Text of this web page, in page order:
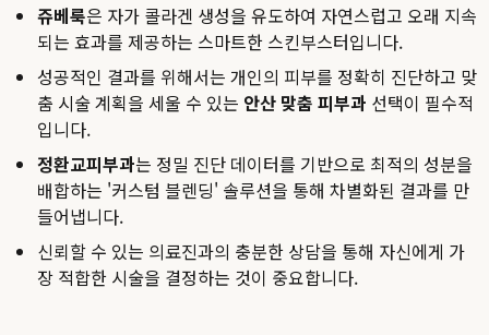
쥬베룩은 자가 콜라겐 생성을 유도하여 자연스럽고 오래 지속
되는 효과를 제공하는 스마트한 스킨부스터입니다.
성공적인 결과를 위해서는 개인의 피부를 정확히 진단하고 맞
춤 시술 계획을 세울 수 있는 안산 맞춤 피부과 선택이 필수적
입니다.
정환교피부과는 정밀 진단 데이터를 기반으로 최적의 성분을
배합하는 '커스텀 블렌딩' 솔루션을 통해 차별화된 결과를 만
들어냅니다.
신뢰할 수 있는 의료진과의 충분한 상담을 통해 자신에게 가
장 적합한 시술을 결정하는 것이 중요합니다.